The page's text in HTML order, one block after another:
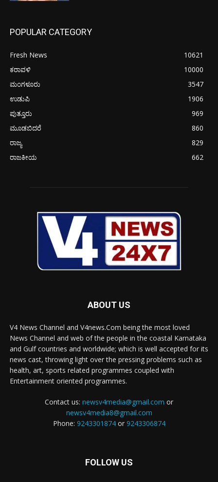
POPULAR CATEGORY
Fresh News
10621
ಕರಾವಳಿ
10000
ಮಂಗಳೂರು
3547
ಉಡುಪಿ
1906
ಪುತ್ತೂರು
969
ಮೂಡಬಿದರೆ
860
ರಾಜ್ಯ
829
ರಾಜಕೀಯ
662
ABOUT US
V4 News Channel and V4news.Com being the most loved
News Channel and web of the people in the coastal Karnataka
and Gulf countries and worldwide; which is well accepted for its
news cast, throwing light over the pressing problems such as
health, art, sports related programmes coupled with
Entertainment oriented programmes.
Contact us: newsv4media@gmail.com or
newsv4media8@gmail.com
Phone: 9243301874or 9243306874
FOLLOW US